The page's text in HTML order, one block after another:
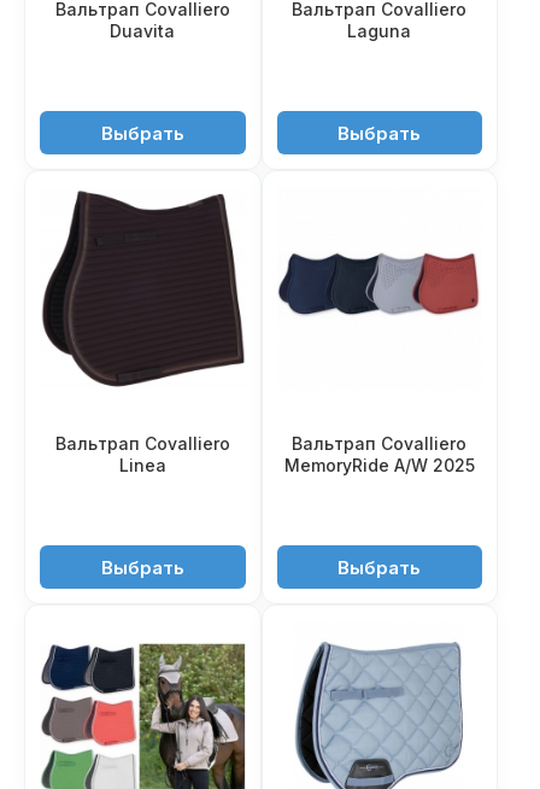
Вальтрап Covalliero
Duavita
4'550 ₽Выбрать
Вальтрап Covalliero
Laguna
3'850 ₽Выбрать
Вальтрап Covalliero
Linea
5'990 ₽Выбрать
Вальтрап Covalliero
MemoryRide A/W 2025
7'350 ₽Выбрать